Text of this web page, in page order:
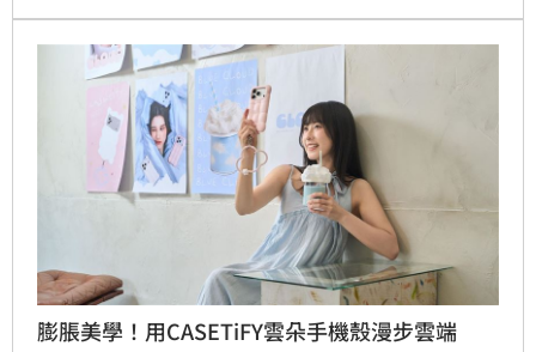
膨脹美學！用CASETiFY雲朵手機殼漫步雲端